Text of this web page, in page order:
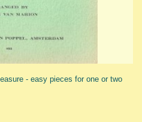
- easy pieces for one or two